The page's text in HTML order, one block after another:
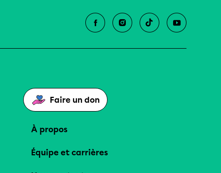
Faire un don
À propos
Équipe et carrières